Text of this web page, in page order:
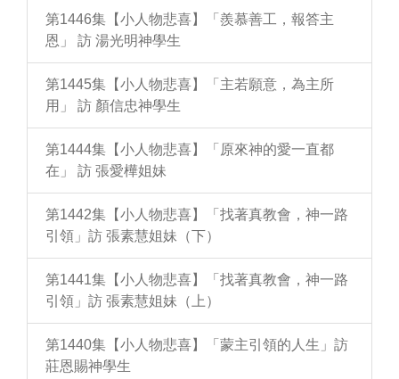
第1446集【小人物悲喜】「羨慕善工，報答主
恩」 訪 湯光明神學生
第1445集【小人物悲喜】「主若願意，為主所
用」 訪 顏信忠神學生
第1444集【小人物悲喜】「原來神的愛一直都
在」 訪 張愛樺姐妹
第1442集【小人物悲喜】「找著真教會，神一路
引領」訪 張素慧姐妹（下）
第1441集【小人物悲喜】「找著真教會，神一路
引領」訪 張素慧姐妹（上）
第1440集【小人物悲喜】「蒙主引領的人生」訪
莊恩賜神學生